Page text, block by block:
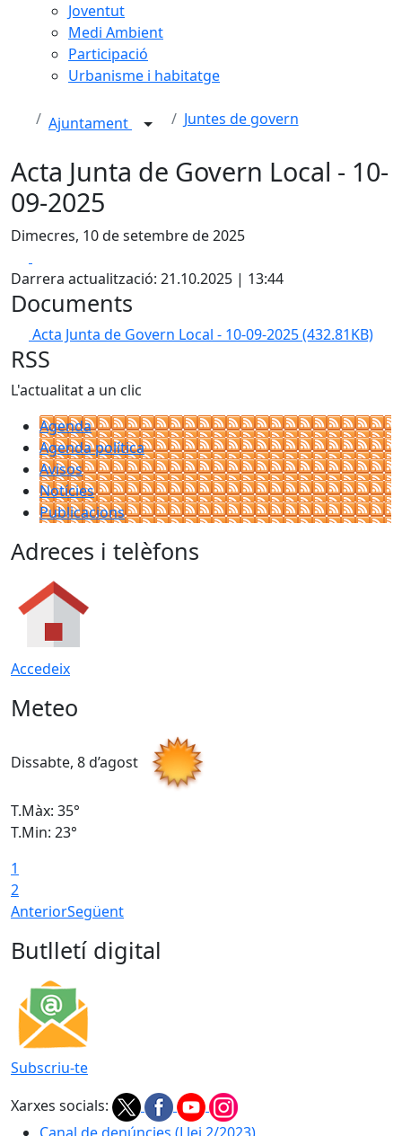
Joventut
Medi Ambient
Participació
Urbanisme i habitatge
Ajuntament Juntes de govern
Acta Junta de Govern Local - 10-
09-2025
Dimecres, 10 de setembre de 2025
Darrera actualització: 21.10.2025 | 13:44
Documents
Acta Junta de Govern Local - 10-09-2025(432.81KB)
RSS
L'actualitat a un clic
Agenda
Agenda política
Avisos
Notícies
Publicacions
Adreces i telèfons
Accedeix
Meteo
Dissabte, 8 d’agost
T.Màx: 35°
T.Min: 23°
1
2
AnteriorSegüent
Butlletí digital
Subscriu-te
Xarxes socials: